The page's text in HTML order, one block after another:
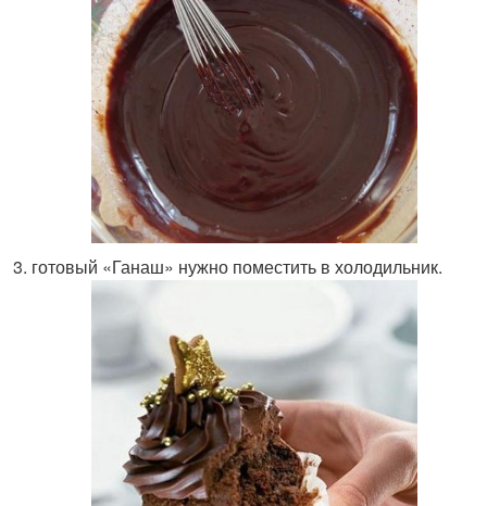
готовый «Ганаш» нужно поместить в холодильник.